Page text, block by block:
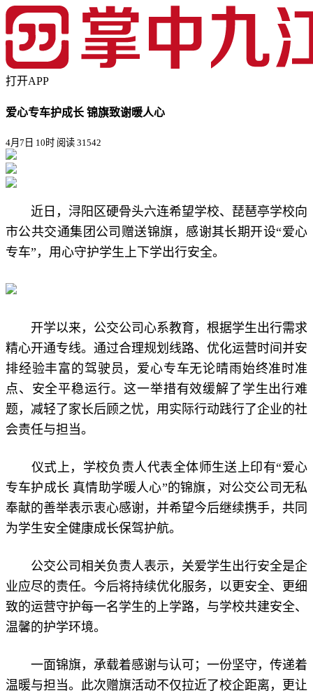
打开APP
爱心专车护成长 锦旗致谢暖人心
4月7日 10时 阅读 31542
近日，浔阳区硬骨头六连希望学校、琵琶亭学校向
市公共交通集团公司赠送锦旗，感谢其长期开设“爱心
专车”，用心守护学生上下学出行安全。
开学以来，公交公司心系教育，根据学生出行需求
精心开通专线。通过合理规划线路、优化运营时间并安
排经验丰富的驾驶员，爱心专车无论晴雨始终准时准
点、安全平稳运行。这一举措有效缓解了学生出行难
题，减轻了家长后顾之忧，用实际行动践行了企业的社
会责任与担当。
仪式上，学校负责人代表全体师生送上印有“爱心
专车护成长 真情助学暖人心”的锦旗，对公交公司无私
奉献的善举表示衷心感谢，并希望今后继续携手，共同
为学生安全健康成长保驾护航。
公交公司相关负责人表示，关爱学生出行安全是企
业应尽的责任。今后将持续优化服务，以更安全、更细
致的运营守护每一名学生的上学路，与学校共建安全、
温馨的护学环境。
一面锦旗，承载着感谢与认可；一份坚守，传递着
温暖与担当。此次赠旗活动不仅拉近了校企距离，更让